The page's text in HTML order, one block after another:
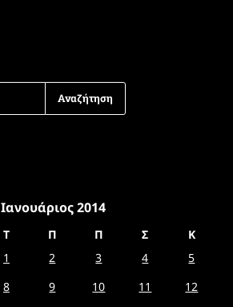
Ιανουάριος 2014
Τ Π Π Σ
Κ
1
2 3 4
5
8 9 10 11
12